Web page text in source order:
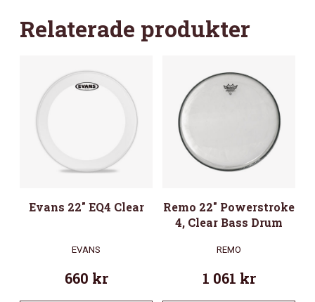
Relaterade produkter
Evans 22″ EQ4 Clear
EVANS
660 kr
Remo 22″ Powerstroke
4, Clear Bass Drum
REMO
1 061 kr